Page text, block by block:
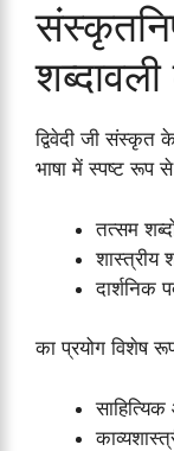
द्विवेदी जी
भाषा में स्पष्ट रूप
तत्सम
शास्त्रीय
दार्शनिक
का प्रयोग विशेष